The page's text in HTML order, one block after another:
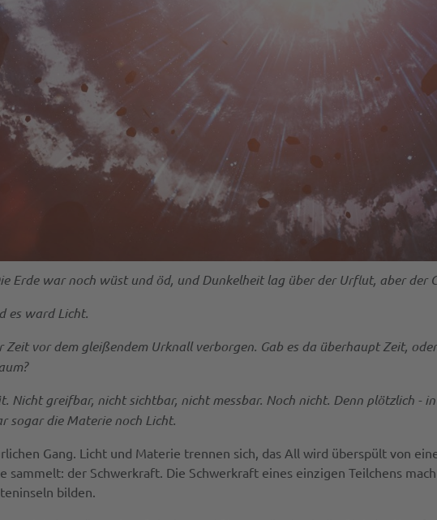
Erde war noch wüst und öd, und Dunkelheit lag über der Urflut, aber der
es ward Licht.
vor dem gleißendem Urknall verborgen. Gab es da überhaupt Zeit,
Nicht greifbar, nicht sichtbar, nicht messbar. Noch nicht. Denn plötzlich -
sogar die Materie noch Licht.
Gang. Licht und Materie trennen sich, das All wird überspült von
sammelt: der Schwerkraft. Die Schwerkraft eines einzigen Teilchens
bilden.